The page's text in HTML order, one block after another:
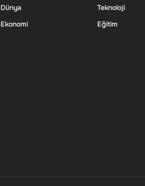
Dünya
Ekonomi
Teknoloji
Eğitim